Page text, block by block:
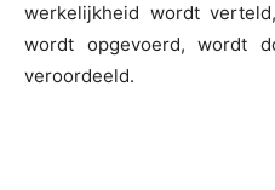
werkelijkheid wordt
wordt opgevoerd, wordt
veroordeeld.